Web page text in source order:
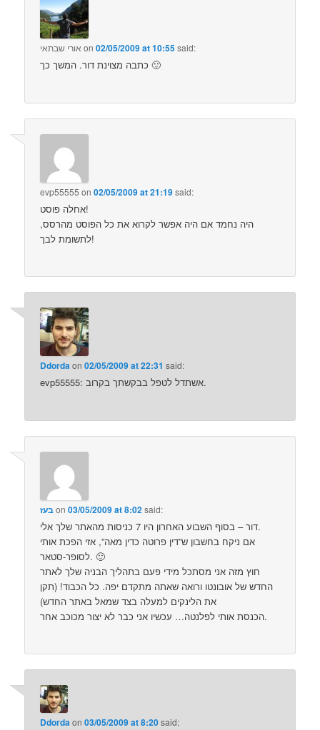
אורי שבתאי on02/05/2009 at 10:55said:
כתבה מצוינת דור. המשך כך 🙂
evp55555 on02/05/2009 at 21:19said:
אחלה פוסט!
היה נחמד אם היה אפשר לקרוא את כל הפוסט מהרסס,
לתשומת לבך!
Ddordaon02/05/2009 at 22:31 said:
evp55555: אשתדל לטפל בבקשתך בקרוב.
בעזon03/05/2009 at 8:02said:
דור – בסוף השבוע האחרון היו 7 כניסות מהאתר שלך אלי.
אם ניקח בחשבון ש”דין פרוטה כדין מאה”, אזי הפכת אותי
לסופר-סטאר. 🙂
חוץ מזה אני מסתכל מידי פעם בתהליך הבניה שלך לאתר
החדש של אובונטו ורואה שאתה מתקדם יפה. כל הכבוד! (תקן
את הלינקים למעלה בצד שמאל באתר החדש)
הכנסת אותי לפלנטה… עכשיו אני כבר לא יצור מכוכב אחר.
Ddordaon03/05/2009 at 8:20said: